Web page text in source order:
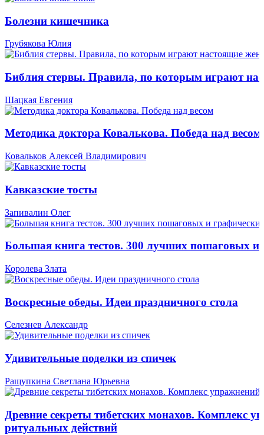
Болезни кишечника
Грубякова Юлия
Библия стервы. Правила, по которым играют
Шацкая Евгения
Методика доктора Ковалькова. Победа над весом
Ковальков Алексей Владимирович
Кавказские тосты
Запивалин Олег
Большая книга тестов. 300 лучших пошаговых и
Королева Злата
Воскресные обеды. Идеи праздничного стола
Селезнев Александр
Удивительные поделки из спичек
Ращупкина Светлана Юрьевна
Древние секреты тибетских монахов. Комплекс
ритуальных действий